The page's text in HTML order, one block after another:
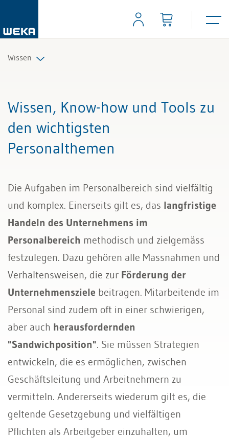
Wissen
Management
Führung & Kompetenzen
Recht
Bau & Immobilien
Wissen, Know-how und Tools zu
den wichtigsten
Personalthemen
Die Aufgaben im Personalbereich sind vielfältig
und komplex. Einerseits gilt es, das langfristige
Handeln des Unternehmens im
Personalbereich methodisch und zielgemäss
festzulegen. Dazu gehören alle Massnahmen und
Verhaltensweisen, die zur Förderung der
Unternehmensziele beitragen. Mitarbeitende im
Personal sind zudem oft in einer schwierigen,
aber auch herausfordernden
"Sandwichposition". Sie müssen Strategien
entwickeln, die es ermöglichen, zwischen
Geschäftsleitung und Arbeitnehmern zu
vermitteln. Andererseits wiederum gilt es, die
geltende Gesetzgebung und vielfältigen
Pflichten als Arbeitgeber einzuhalten, um